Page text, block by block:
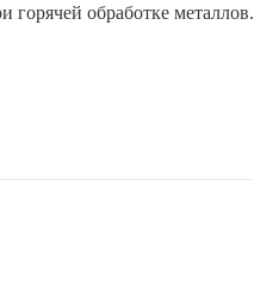
горячей обработке металлов.